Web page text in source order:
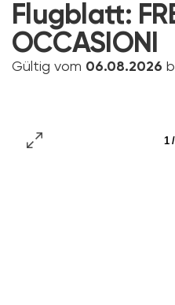
Flugblatt:
OCCASIONI
Gültig vom 06.08.2026